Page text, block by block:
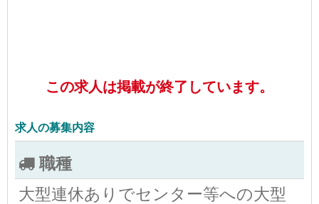
この求人は掲載が終了しています。
求人の募集内容
職種
大型連休ありでセンター等への大型